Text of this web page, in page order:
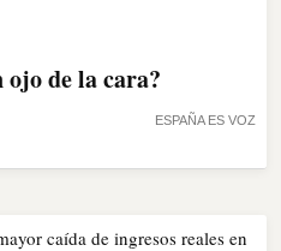
ESPAÑA ES VOZ
ojo de la cara?